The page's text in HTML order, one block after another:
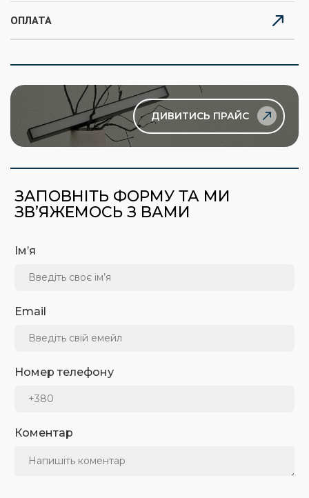
ОПЛАТА
ДИВИТИСЬ ПРАЙС
ЗАПОВНІТЬ ФОРМУ ТА МИ
ЗВ’ЯЖЕМОСЬ З ВАМИ
Ім’я
Email
Номер телефону
Коментар